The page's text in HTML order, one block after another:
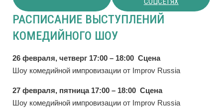
РАСПИСАНИЕ ВЫСТУПЛЕНИЙ
КОМЕДИЙНОГО ШОУ
26 февраля, четверг 17:00 – 18:00 Сцена
Шоу комедийной импровизации от Improv Russia
27 февраля, пятница 17:00 – 18:00 Сцена
Шоу комедийной импровизации от Improv Russia